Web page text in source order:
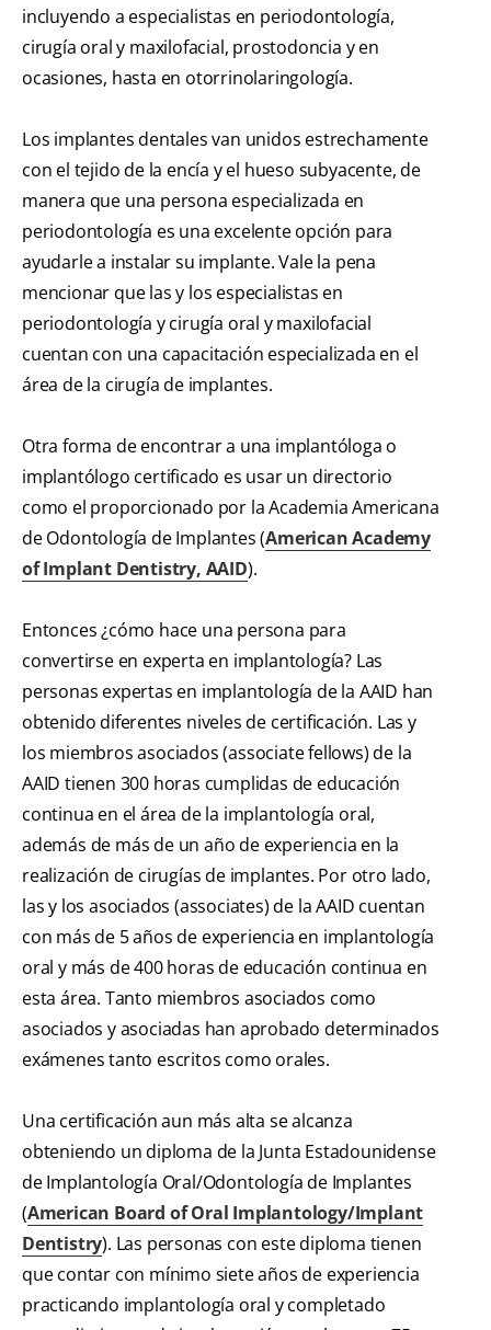
incluyendo a especialistas en periodontología,
cirugía oral y maxilofacial, prostodoncia y en
ocasiones, hasta en otorrinolaringología.
Los implantes dentales van unidos estrechamente
con el tejido de la encía y el hueso subyacente, de
manera que una persona especializada en
periodontología es una excelente opción para
ayudarle a instalar su implante. Vale la pena
mencionar que las y los especialistas en
periodontología y cirugía oral y maxilofacial
cuentan con una capacitación especializada en el
área de la cirugía de implantes.
Otra forma de encontrar a una implantóloga o
implantólogo certificado es usar un directorio
como el proporcionado por la Academia Americana
de Odontología de Implantes (American Academy
of Implant Dentistry, AAID).
Entonces ¿cómo hace una persona para
convertirse en experta en implantología? Las
personas expertas en implantología de la AAID han
obtenido diferentes niveles de certificación. Las y
los miembros asociados (associate fellows) de la
AAID tienen 300 horas cumplidas de educación
continua en el área de la implantología oral,
además de más de un año de experiencia en la
realización de cirugías de implantes. Por otro lado,
las y los asociados (associates) de la AAID cuentan
con más de 5 años de experiencia en implantología
oral y más de 400 horas de educación continua en
esta área. Tanto miembros asociados como
asociados y asociadas han aprobado determinados
exámenes tanto escritos como orales.
Una certificación aun más alta se alcanza
obteniendo un diploma de la Junta Estadounidense
de Implantología Oral/Odontología de Implantes
(American Board of Oral Implantology/Implant
Dentistry). Las personas con este diploma tienen
que contar con mínimo siete años de experiencia
practicando implantología oral y completado